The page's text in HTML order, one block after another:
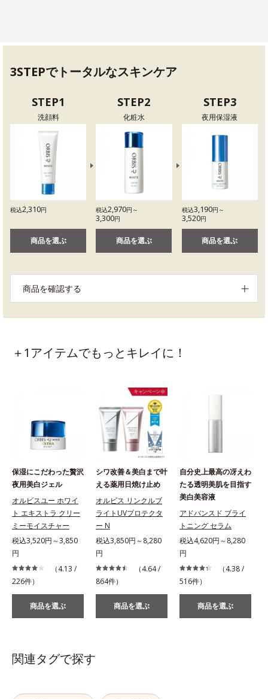
3STEPでトータルなスキンケア
STEP1
洗顔料
税込2,310円
商品を選ぶ
STEP2
化粧水
税込2,970円～
3,300円
商品を選ぶ
STEP3
夜用保湿液
税込3,190円～
3,520円
商品を選ぶ
商品を確認する
＋1アイテムでもっとキレイに！
保湿にこだわった贅沢
夜用美白ジェル
オルビスユー ホワイ
ト エキストラ クリー
ミーモイスチャー
税込3,520円～3,850
円
（4.13 /
226件）
商品を選ぶ
シワ改善＆美白まで叶
える薬用日焼け止め
オルビス リンクルブ
ライトUVプロテクタ
ー N
税込3,850円～8,280
円
（4.64 /
864件）
商品を選ぶ
自分史上最高の冴えわ
たる透明美肌を目指す
美白美容液
アドバンスド ブライ
トニング セラム
税込4,620円～8,280
円
（4.38 /
516件）
商品を選ぶ
関連タグで探す